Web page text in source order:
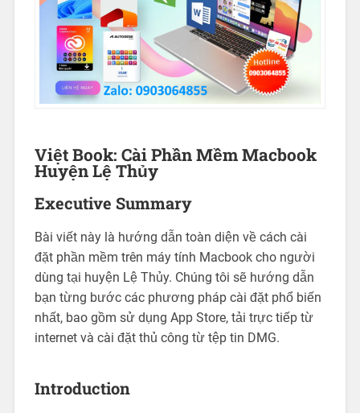
Việt Book: Cài Phần Mềm Macbook
Huyện Lệ Thủy
Executive Summary
Bài viết này là hướng dẫn toàn diện về cách cài
đặt phần mềm trên máy tính Macbook cho người
dùng tại huyện Lệ Thủy. Chúng tôi sẽ hướng dẫn
bạn từng bước các phương pháp cài đặt phổ biến
nhất, bao gồm sử dụng App Store, tải trực tiếp từ
internet và cài đặt thủ công từ tệp tin DMG.
Introduction